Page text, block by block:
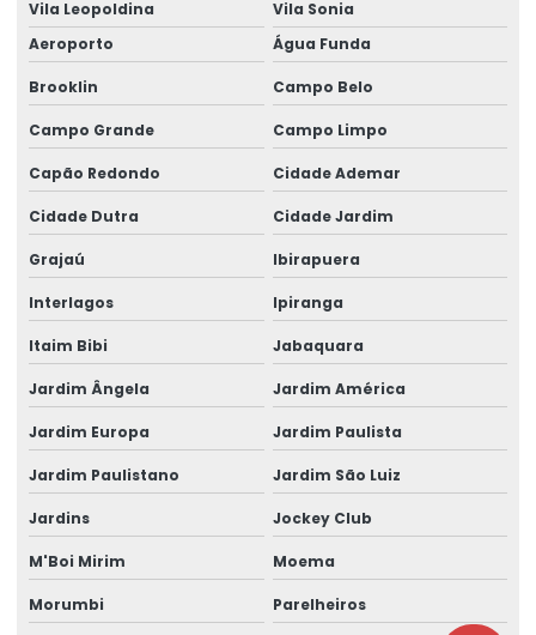
Vila Leopoldina
Vila Sonia
Aeroporto
Água Funda
Brooklin Campo Belo
Campo Grande Campo Limpo
Capão Redondo Cidade Ademar
Cidade Dutra Cidade Jardim
Grajaú Ibirapuera
Interlagos Ipiranga
Itaim Bibi Jabaquara
Jardim Ângela Jardim América
Jardim Europa Jardim Paulista
Jardim Paulistano Jardim São Luiz
Jardins Jockey Club
M'Boi Mirim Moema
Morumbi Parelheiros